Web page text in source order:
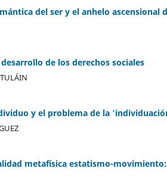
del ser y el anhelo ascensional
de los derechos sociales
y el problema de la
metafísica estatismo-